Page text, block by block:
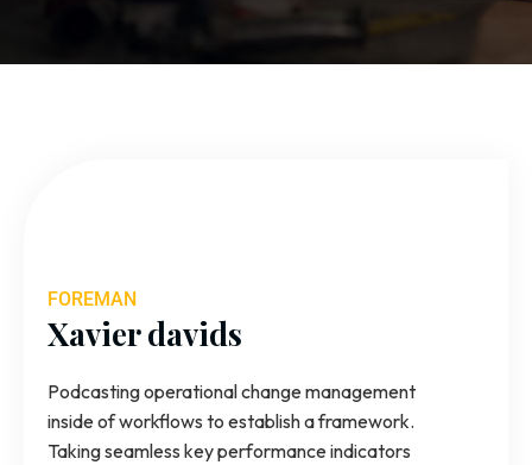
FOREMAN
Xavier davids
Podcasting operational change management
inside of workflows to establish a framework.
Taking seamless key performance indicators